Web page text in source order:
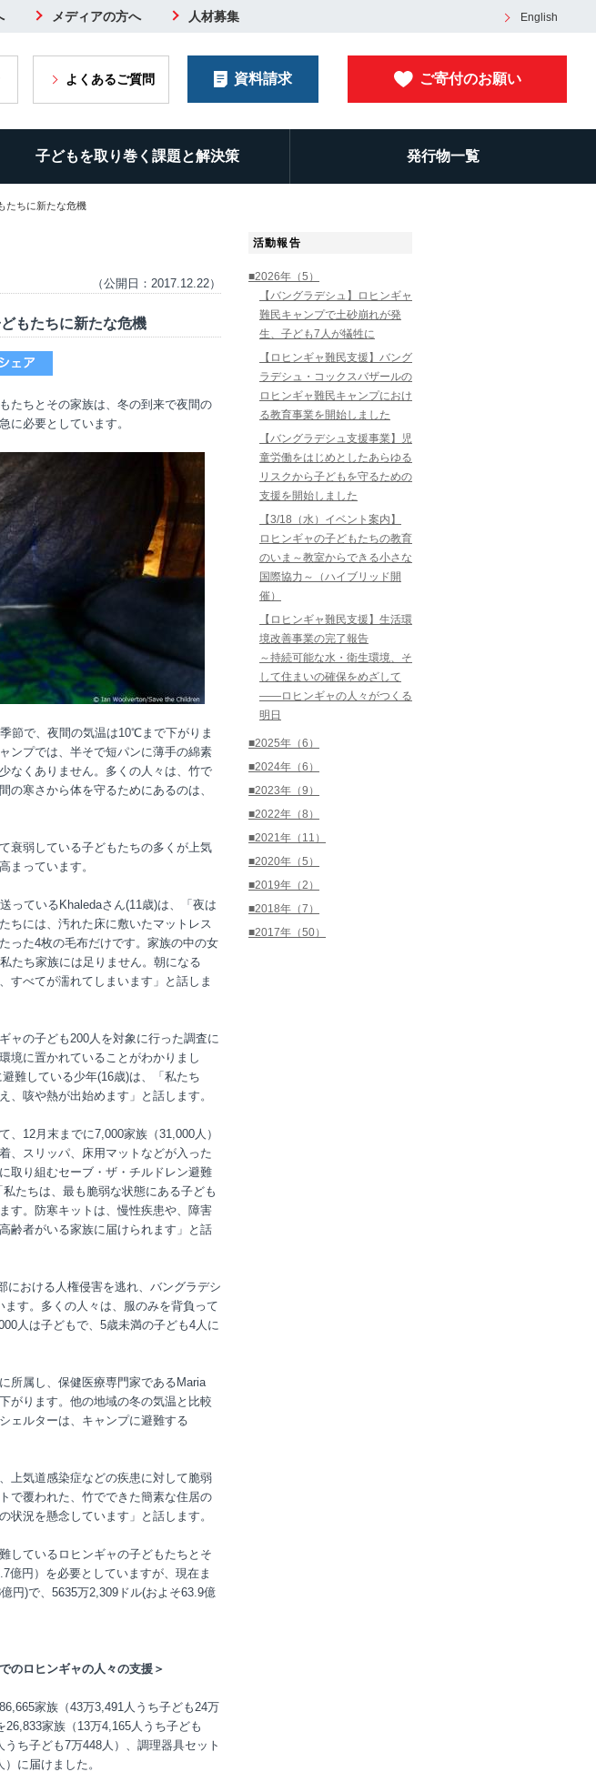
メディアの方へ 人材募集 English
よくあるご質問 資料請求 ご寄付のお願い
子どもを取り巻く課題と解決策 発行物一覧
たちに新たな危機
（公開日：2017.12.22）
もたちに新たな危機
たちとその家族は、冬の到来で夜間の
に必要としています。
節で、夜間の気温は10℃まで下がりま
ンプでは、半そで短パンに薄手の綿素
なくありません。多くの人々は、竹で
の寒さから体を守るためにあるのは、
衰弱している子どもたちの多くが上気
まっています。
っているKhaledaさん(11歳)は、「夜は
ちには、汚れた床に敷いたマットレス
った4枚の毛布だけです。家族の中の女
たち家族には足りません。朝になる
すべてが濡れてしまいます」と話しま
ャの子ども200人を対象に行った調査に
境に置かれていることがわかりまし
難している少年(16歳)は、「私たち
、咳や熱が出始めます」と話します。
12月末までに7,000家族（31,000人）
、スリッパ、床用マットなどが入った
取り組むセーブ・ザ・チルドレン避難
たちは、最も脆弱な状態にある子ども
す。防寒キットは、慢性疾患や、障害
齢者がいる家族に届けられます」と話
における人権侵害を逃れ、バングラデシ
す。多くの人々は、服のみを背負って
人は子どもで、5歳未満の子ども4人に
所属し、保健医療専門家であるMaria
がります。他の地域の冬の気温と比較
ェルターは、キャンプに避難する
上気道感染症などの疾患に対して脆弱
で覆われた、竹でできた簡素な住居の
状況を懸念しています」と話します。
しているロヒンギャの子どもたちとそ
億円）を必要としていますが、現在ま
円)で、5635万2,309ドル(およそ63.9億
のロヒンギャの人々の支援＞
家族（43万3,491人うち子ども24万
家族（13万4,165人うち子ども
ち子ども7万448人）、調理器具セット
に届けました。
活動報告
■2026年（5）
【バングラデシュ】ロヒンギャ
難民キャンプで土砂崩れが発
生、子ども7人が犠牲に
【ロヒンギャ難民支援】バング
ラデシュ・コックスバザールの
ロヒンギャ難民キャンプにおけ
る教育事業を開始しました
【バングラデシュ支援事業】児
童労働をはじめとしたあらゆる
リスクから子どもを守るための
支援を開始しました
【3/18（水）イベント案内】
ロヒンギャの子どもたちの教育
のいま～教室からできる小さな
国際協力～（ハイブリッド開
催）
【ロヒンギャ難民支援】生活環
境改善事業の完了報告
～持続可能な水・衛生環境、そ
して住まいの確保をめざして
――ロヒンギャの人々がつくる
明日
■2025年（6）
■2024年（6）
■2023年（9）
■2022年（8）
■2021年（11）
■2020年（5）
■2019年（2）
■2018年（7）
■2017年（50）